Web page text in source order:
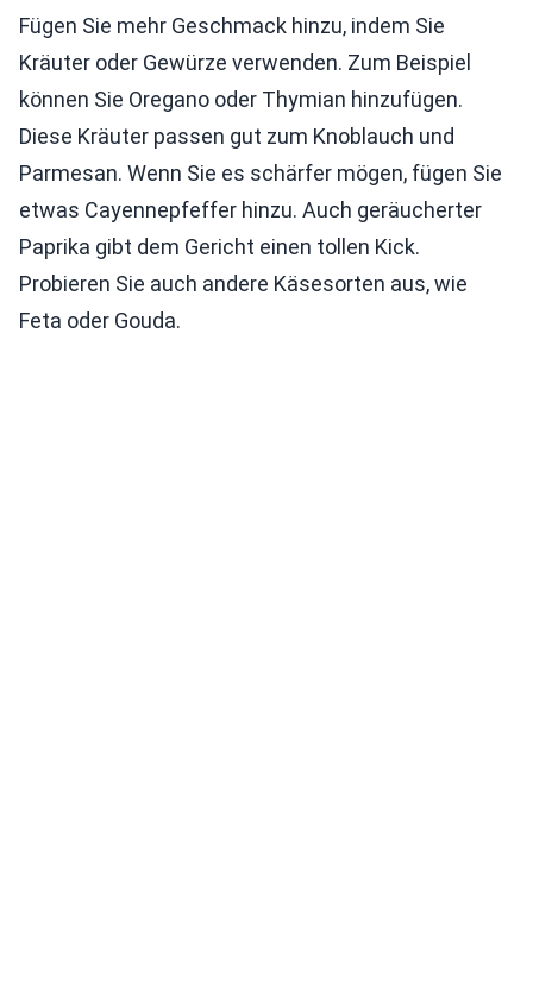
Fügen Sie mehr Geschmack hinzu, indem Sie
Kräuter oder Gewürze verwenden. Zum Beispiel
können Sie Oregano oder Thymian hinzufügen.
Diese Kräuter passen gut zum Knoblauch und
Parmesan. Wenn Sie es schärfer mögen, fügen Sie
etwas Cayennepfeffer hinzu. Auch geräucherter
Paprika gibt dem Gericht einen tollen Kick.
Probieren Sie auch andere Käsesorten aus, wie
Feta oder Gouda.